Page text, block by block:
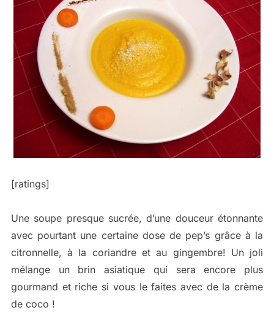
[ratings]
Une soupe presque sucrée, d’une douceur étonnante
avec pourtant une certaine dose de pep’s grâce à la
citronnelle, à la coriandre et au gingembre! Un joli
mélange un brin asiatique qui sera encore plus
gourmand et riche si vous le faites avec de la crème
de coco !